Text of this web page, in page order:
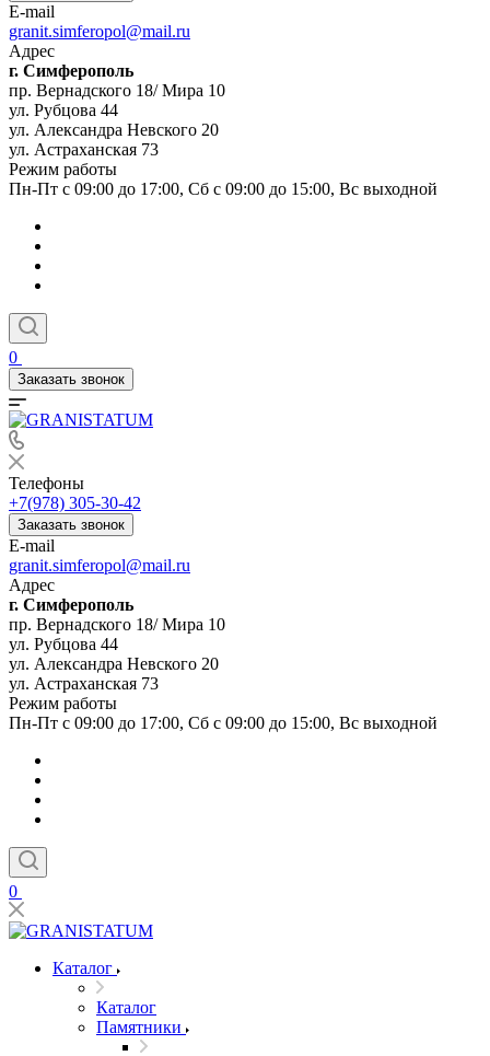
E-mail
granit.simferopol@mail.ru
Адрес
г. Симферополь
пр. Вернадского 18/ Мира 10
ул. Рубцова 44
ул. Александра Невского 20
ул. Астраханская 73
Режим работы
Пн-Пт с 09:00 до 17:00, Сб с 09:00 до 15:00, Вс выходной
0
Заказать звонок
Телефоны
+7(978) 305-30-42
Заказать звонок
E-mail
granit.simferopol@mail.ru
Адрес
г. Симферополь
пр. Вернадского 18/ Мира 10
ул. Рубцова 44
ул. Александра Невского 20
ул. Астраханская 73
Режим работы
Пн-Пт с 09:00 до 17:00, Сб с 09:00 до 15:00, Вс выходной
0
Каталог
Каталог
Памятники